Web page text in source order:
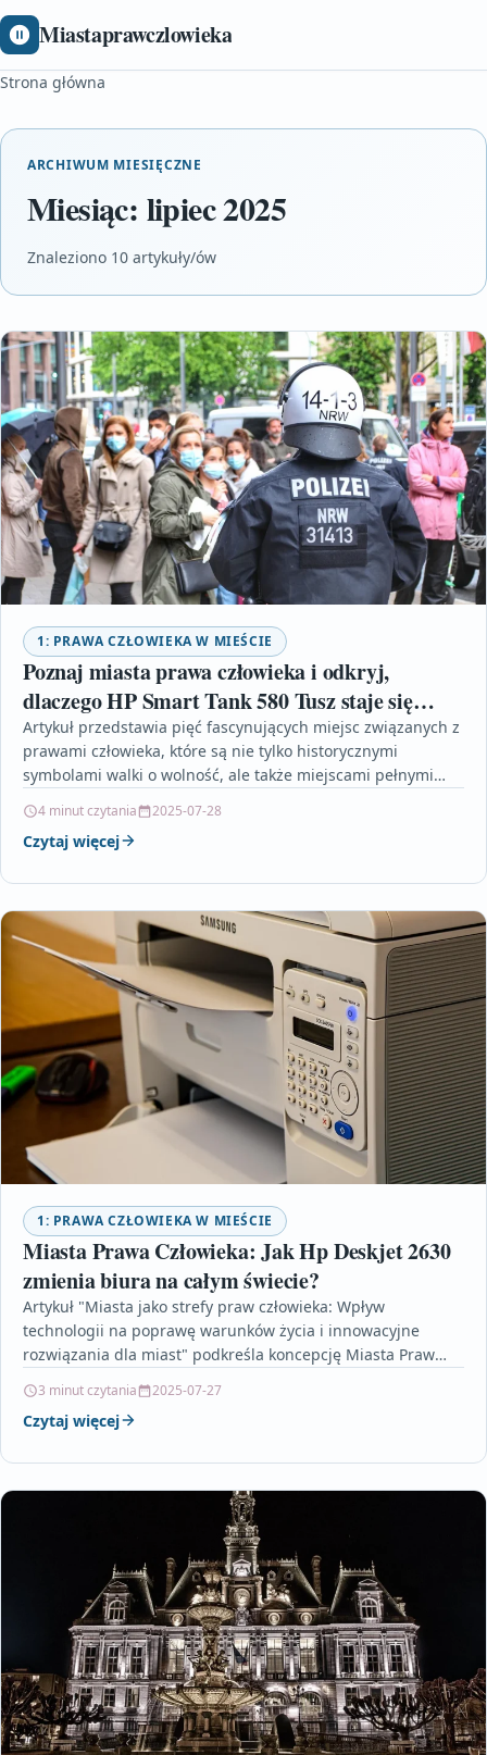
Miastaprawczlowieka
Strona główna
ARCHIWUM MIESIĘCZNE
Miesiąc: lipiec 2025
Znaleziono 10 artykuły/ów
1: PRAWA CZŁOWIEKA W MIEŚCIE
Poznaj miasta prawa człowieka i odkryj,
dlaczego HP Smart Tank 580 Tusz staje się
niezbędnym urządzeniem biurowym
Artykuł przedstawia pięć fascynujących miejsc związanych z
prawami człowieka, które są nie tylko historycznymi
symbolami walki o wolność, ale także miejscami pełnymi
4 minut czytania 2025-07-28
Czytaj więcej
1: PRAWA CZŁOWIEKA W MIEŚCIE
Miasta Prawa Człowieka: Jak Hp Deskjet 2630
zmienia biura na całym świecie?
Artykuł "Miasta jako strefy praw człowieka: Wpływ
technologii na poprawę warunków życia i innowacyjne
rozwiązania dla miast" podkreśla koncepcję Miasta Praw
3 minut czytania 2025-07-27
Czytaj więcej